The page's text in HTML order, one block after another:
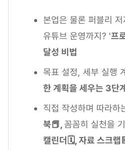
본업은 물론 퍼블리
유튜브 운영까지? '프
달성 비법
목표 설정, 세부 실행
한 계획을 세우는 3단
직접 작성하며 따라하
북📕,꼼꼼히 실천을
캘린더🗓, 자료 스크랩